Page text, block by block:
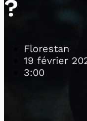
?
Florestan
19 février
3:00